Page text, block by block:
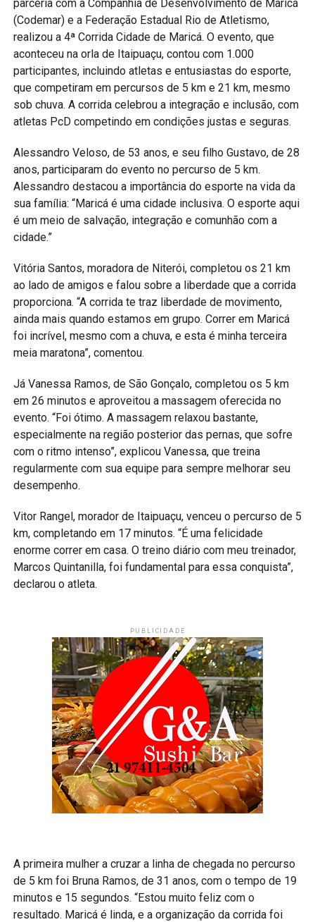
parceria com a Companhia de Desenvolvimento de Maricá
(Codemar) e a Federação Estadual Rio de Atletismo,
realizou a 4ª Corrida Cidade de Maricá. O evento, que
aconteceu na orla de Itaipuaçu, contou com 1.000
participantes, incluindo atletas e entusiastas do esporte,
que competiram em percursos de 5 km e 21 km, mesmo
sob chuva. A corrida celebrou a integração e inclusão, com
atletas PcD competindo em condições justas e seguras.
Alessandro Veloso, de 53 anos, e seu filho Gustavo, de 28
anos, participaram do evento no percurso de 5 km.
Alessandro destacou a importância do esporte na vida da
sua família: “Maricá é uma cidade inclusiva. O esporte aqui
é um meio de salvação, integração e comunhão com a
cidade.”
Vitória Santos, moradora de Niterói, completou os 21 km
ao lado de amigos e falou sobre a liberdade que a corrida
proporciona. “A corrida te traz liberdade de movimento,
ainda mais quando estamos em grupo. Correr em Maricá
foi incrível, mesmo com a chuva, e esta é minha terceira
meia maratona”, comentou.
Já Vanessa Ramos, de São Gonçalo, completou os 5 km
em 26 minutos e aproveitou a massagem oferecida no
evento. “Foi ótimo. A massagem relaxou bastante,
especialmente na região posterior das pernas, que sofre
com o ritmo intenso”, explicou Vanessa, que treina
regularmente com sua equipe para sempre melhorar seu
desempenho.
Vitor Rangel, morador de Itaipuaçu, venceu o percurso de 5
km, completando em 17 minutos. “É uma felicidade
enorme correr em casa. O treino diário com meu treinador,
Marcos Quintanilla, foi fundamental para essa conquista”,
declarou o atleta.
PUBLICIDADE
A primeira mulher a cruzar a linha de chegada no percurso
de 5 km foi Bruna Ramos, de 31 anos, com o tempo de 19
minutos e 15 segundos. “Estou muito feliz com o
resultado. Maricá é linda, e a organização da corrida foi